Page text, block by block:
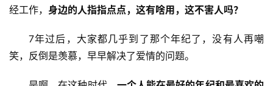
经工作， 身边的人指指点点，这有啥用，这不害人吗？
7年过后，大家都几乎到了那个年纪了，没有人再嘲
笑，反倒是羡慕，早早解决了爱情的问题。